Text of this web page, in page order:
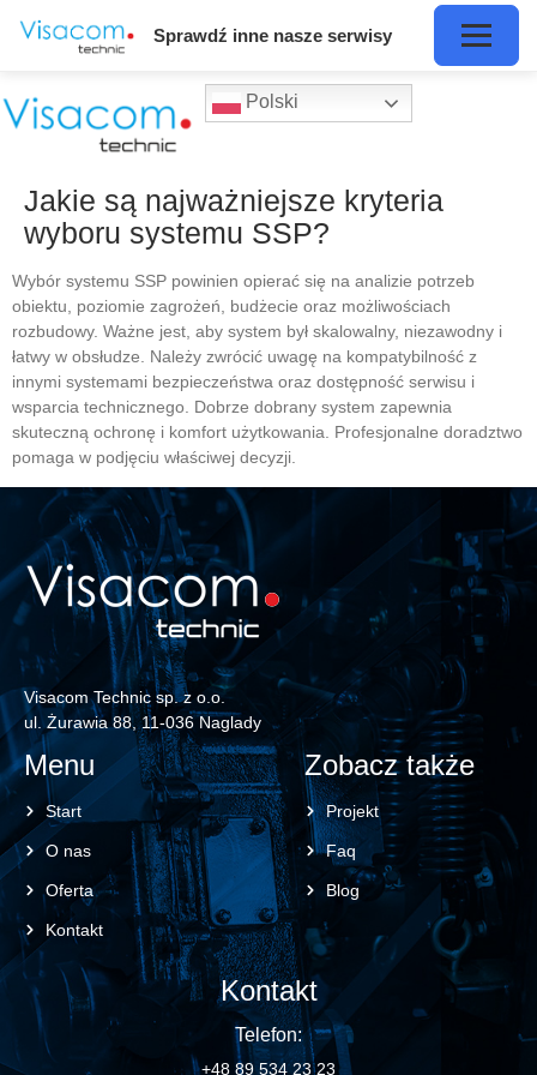
Polski
Jakie są najważniejsze kryteria
wyboru systemu SSP?
Wybór systemu SSP powinien opierać się na analizie potrzeb
obiektu, poziomie zagrożeń, budżecie oraz możliwościach
rozbudowy. Ważne jest, aby system był skalowalny, niezawodny i
łatwy w obsłudze. Należy zwrócić uwagę na kompatybilność z
innymi systemami bezpieczeństwa oraz dostępność serwisu i
wsparcia technicznego. Dobrze dobrany system zapewnia
skuteczną ochronę i komfort użytkowania. Profesjonalne doradztwo
pomaga w podjęciu właściwej decyzji.
Visacom Technic sp. z o.o.
ul. Żurawia 88, 11-036 Naglady
Menu
Start
O nas
Oferta
Kontakt
Zobacz także
Projekt
Faq
Blog
Kontakt
Telefon:
+48 89 534 23 23
Sprawdź inne nasze serwisy